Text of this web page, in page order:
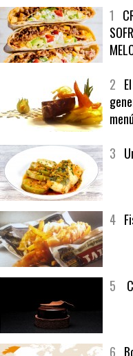
MÁS LEÍDO ÚLTIMAS